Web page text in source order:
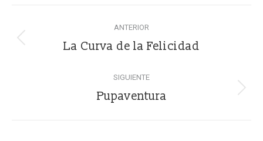
entre
ANTERIOR
Proyecto
La Curva de la Felicidad
SIGUIENTE
Proyecto
Pupaventura